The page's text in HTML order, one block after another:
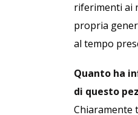
riferimenti ai
propria
al tempo
Quanto ha
di questo
Chiaramente